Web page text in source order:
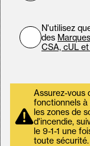
N'utilisez
des
CSA, cUL
Assurez-vous
fonctionnels
les zones de
d'incendie,
le 9-1-1 une
toute sécurité.